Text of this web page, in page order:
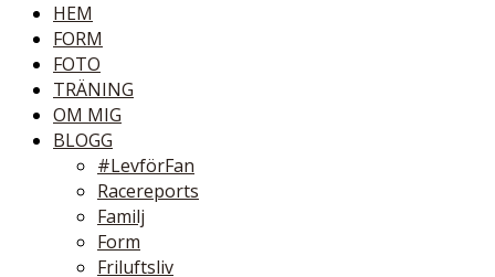
HEM
FORM
FOTO
TRÄNING
OM MIG
BLOGG
#LevförFan
Racereports
Familj
Form
Friluftsliv